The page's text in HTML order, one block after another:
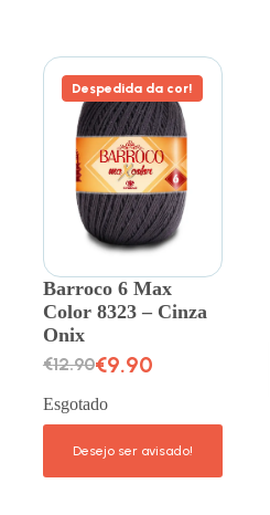
Despedida da cor!
Barroco 6 Max
Color 8323 – Cinza
Onix
€12.90€9.90
Esgotado